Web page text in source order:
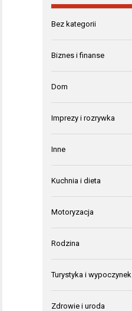
Bez kategorii
Biznes i finanse
Dom
Imprezy i rozrywka
Inne
Kuchnia i dieta
Motoryzacja
Rodzina
Turystyka i wypoczynek
Zdrowie i uroda